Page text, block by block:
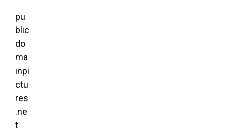
pu
blic
do
ma
inpi
ctu
res
.ne
t